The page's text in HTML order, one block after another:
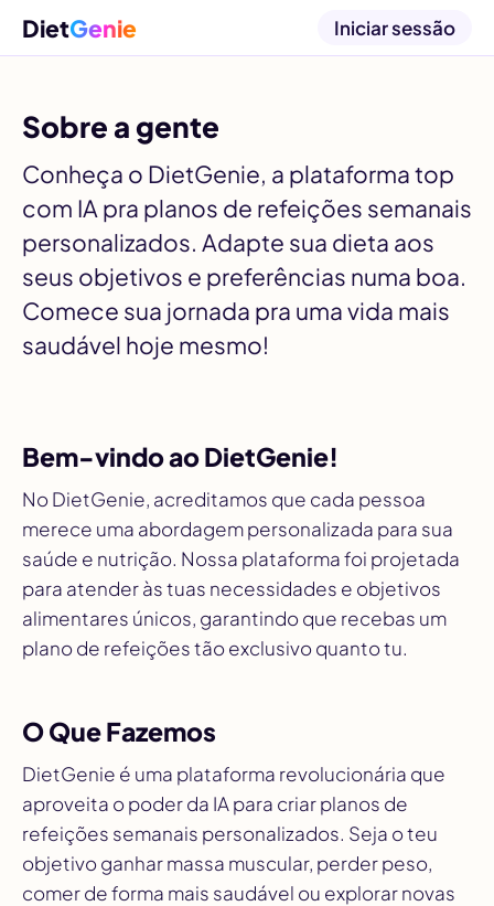
DietGenie Iniciar sessão
Sobre a gente
Conheça o DietGenie, a plataforma top
com IA pra planos de refeições semanais
personalizados. Adapte sua dieta aos
seus objetivos e preferências numa boa.
Comece sua jornada pra uma vida mais
saudável hoje mesmo!
Bem-vindo ao DietGenie!
No DietGenie, acreditamos que cada pessoa
merece uma abordagem personalizada para sua
saúde e nutrição. Nossa plataforma foi projetada
para atender às tuas necessidades e objetivos
alimentares únicos, garantindo que recebas um
plano de refeições tão exclusivo quanto tu.
O Que Fazemos
DietGenie é uma plataforma revolucionária que
aproveita o poder da IA para criar planos de
refeições semanais personalizados. Seja o teu
objetivo ganhar massa muscular, perder peso,
comer de forma mais saudável ou explorar novas